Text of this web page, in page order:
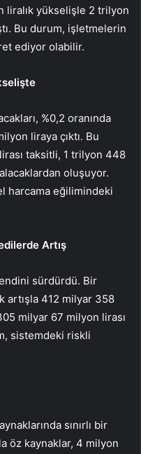
liralık yükselişle 2 trilyon
Bu durum, işletmelerin
ediyor olabilir.
%0,2 oranında
liraya çıktı. Bu
taksitli, 1 trilyon 448
oluşuyor.
harcama eğilimindeki
Artış
sürdürdü. Bir
artışla 412 milyar 358
milyar 67 milyon lirası
sistemdeki riskli
sınırlı bir
öz kaynaklar, 4 milyon